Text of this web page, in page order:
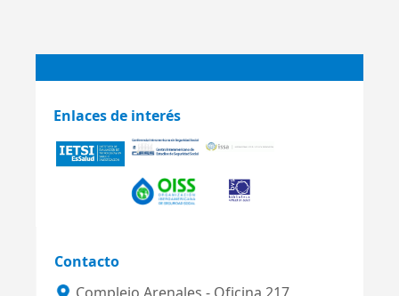
Enlaces de interés
Contacto